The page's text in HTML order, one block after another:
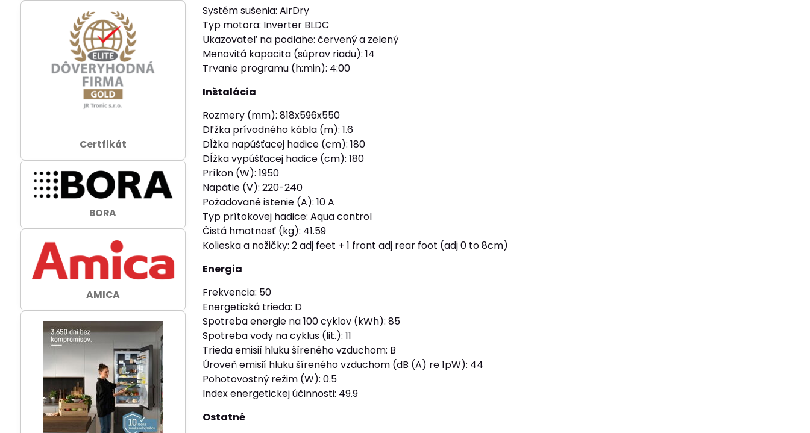
Systém sušenia: AirDry
Typ motora: Inverter BLDC
Ukazovateľ na podlahe: červený a zelený
Menovitá kapacita (súprav riadu): 14
Trvanie programu (h:min): 4:00
Inštalácia
Rozmery (mm): 818x596x550
Dľžka prívodného kábla (m): 1.6
Dĺžka napúšťacej hadice (cm): 180
Dĺžka vypúšťacej hadice (cm): 180
Príkon (W): 1950
Napätie (V): 220-240
Požadované istenie (A): 10 A
Typ prítokovej hadice: Aqua control
Čistá hmotnosť (kg): 41.59
Kolieska a nožičky: 2 adj feet + 1 front adj rear foot (adj 0 to 8cm)
Energia
Frekvencia: 50
Energetická trieda: D
Spotreba energie na 100 cyklov (kWh): 85
Spotreba vody na cyklus (lit.): 11
Trieda emisií hluku šíreného vzduchom: B
Úroveň emisií hluku šíreného vzduchom (dB (A) re 1pW): 44
Pohotovostný režim (W): 0.5
Index energetickej účinnosti: 49.9
Ostatné
Certfikát
BORA
AMICA